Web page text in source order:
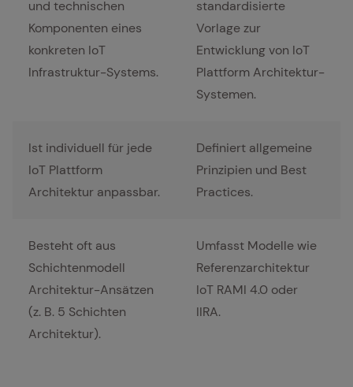
und technischen
Komponenten eines
konkreten IoT
Infrastruktur-Systems.
standardisierte
Vorlage zur
Entwicklung von IoT
Plattform Architektur-
Systemen.
Ist individuell für jede
IoT Plattform
Architektur anpassbar.
Definiert allgemeine
Prinzipien und Best
Practices.
Besteht oft aus
Schichtenmodell
Architektur-Ansätzen
(z. B. 5 Schichten
Architektur).
Umfasst Modelle wie
Referenzarchitektur
IoT RAMI 4.0 oder
IIRA.